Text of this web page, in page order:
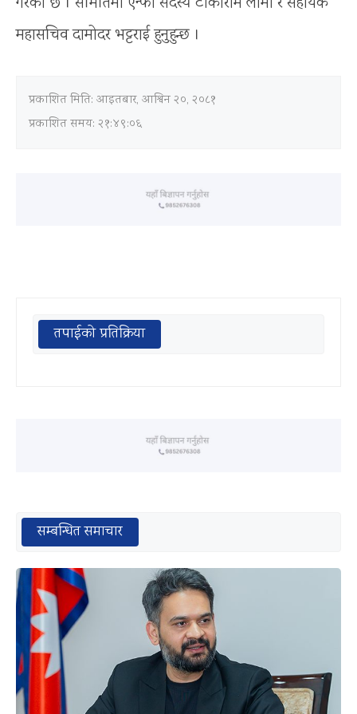
महासचिव दामोदर भट्टराई हुनुहुन्छ ।
प्रकाशित मिति: आइतबार, आश्विन २०, २०८१
प्रकाशित समय: २१:४९:०६
तपाईको प्रतिक्रिया
सम्बन्धित समाचार